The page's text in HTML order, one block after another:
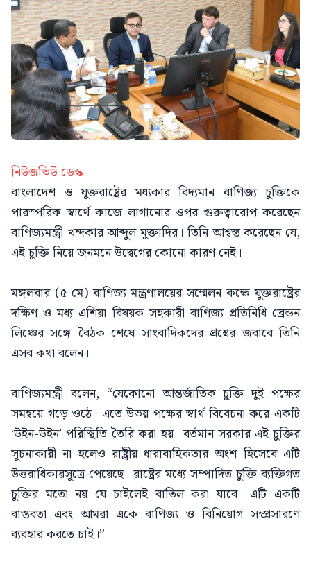
নিউজভিউ ডেস্ক
বাংলাদেশ ও যুক্তরাষ্ট্রের মধ্যকার বিদ্যমান বাণিজ্য চুক্তিকে
পারস্পরিক স্বার্থে কাজে লাগানোর ওপর গুরুত্বারোপ করেছেন
বাণিজ্যমন্ত্রী খন্দকার আব্দুল মুক্তাদির। তিনি আশ্বস্ত করেছেন যে,
এই চুক্তি নিয়ে জনমনে উদ্বেগের কোনো কারণ নেই।
মঙ্গলবার (৫ মে) বাণিজ্য মন্ত্রণালয়ের সম্মেলন কক্ষে যুক্তরাষ্ট্রের
দক্ষিণ ও মধ্য এশিয়া বিষয়ক সহকারী বাণিজ্য প্রতিনিধি ব্রেন্ডন
লিঞ্চের সঙ্গে বৈঠক শেষে সাংবাদিকদের প্রশ্নের জবাবে তিনি
এসব কথা বলেন।
বাণিজ্যমন্ত্রী বলেন, “যেকোনো আন্তর্জাতিক চুক্তি দুই পক্ষের
সমন্বয়ে গড়ে ওঠে। এতে উভয় পক্ষের স্বার্থ বিবেচনা করে একটি
‘উইন-উইন’ পরিস্থিতি তৈরি করা হয়। বর্তমান সরকার এই চুক্তির
সূচনাকারী না হলেও রাষ্ট্রীয় ধারাবাহিকতার অংশ হিসেবে এটি
উত্তরাধিকারসূত্রে পেয়েছে। রাষ্ট্রের মধ্যে সম্পাদিত চুক্তি ব্যক্তিগত
চুক্তির মতো নয় যে চাইলেই বাতিল করা যাবে। এটি একটি
বাস্তবতা এবং আমরা একে বাণিজ্য ও বিনিয়োগ সম্প্রসারণে
ব্যবহার করতে চাই।”